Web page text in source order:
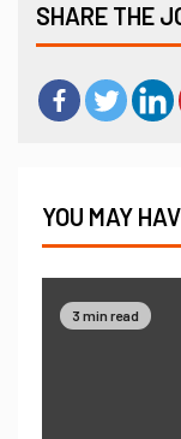
SHARE THE
YOU MAY
3 min read